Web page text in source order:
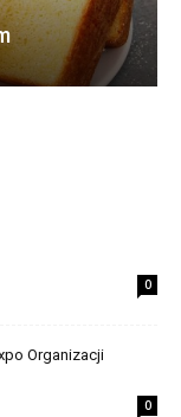
0
Organizacji
0